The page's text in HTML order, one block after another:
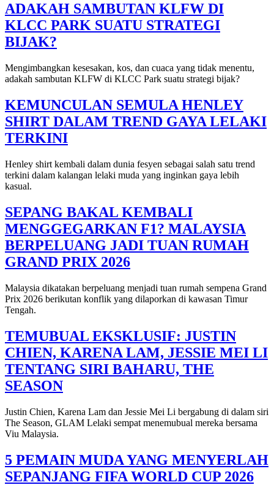
ADAKAH SAMBUTAN KLFW DI
KLCC PARK SUATU STRATEGI
BIJAK?
Mengimbangkan kesesakan, kos, dan cuaca yang tidak menentu,
adakah sambutan KLFW di KLCC Park suatu strategi bijak?
KEMUNCULAN SEMULA HENLEY
SHIRT DALAM TREND GAYA LELAKI
TERKINI
Henley shirt kembali dalam dunia fesyen sebagai salah satu trend
terkini dalam kalangan lelaki muda yang inginkan gaya lebih
kasual.
SEPANG BAKAL KEMBALI
MENGGEGARKAN F1? MALAYSIA
BERPELUANG JADI TUAN RUMAH
GRAND PRIX 2026
Malaysia dikatakan berpeluang menjadi tuan rumah sempena Grand
Prix 2026 berikutan konflik yang dilaporkan di kawasan Timur
Tengah.
TEMUBUAL EKSKLUSIF: JUSTIN
CHIEN, KARENA LAM, JESSIE MEI LI
TENTANG SIRI BAHARU, THE
SEASON
Justin Chien, Karena Lam dan Jessie Mei Li bergabung di dalam siri
The Season, GLAM Lelaki sempat menemubual mereka bersama
Viu Malaysia.
5 PEMAIN MUDA YANG MENYERLAH
SEPANJANG FIFA WORLD CUP 2026